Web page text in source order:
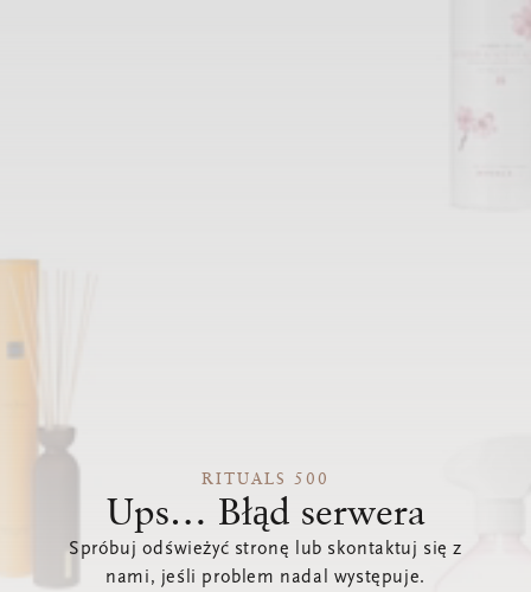
RITUALS 500
Ups… Błąd serwera
Spróbuj odświeżyć stronę lub skontaktuj się z
nami, jeśli problem nadal występuje.